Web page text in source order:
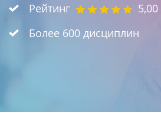
Рейтинг
5,00
Более 600 дисциплин